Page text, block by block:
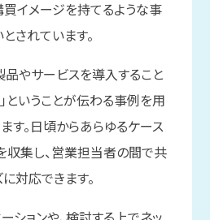
イメージを持てるような事
されています。
品やサービスを導入すること
ということが伝わる事例を用
す。日頃からあらゆるケース
集し、営業担当者の間で共
対応できます。